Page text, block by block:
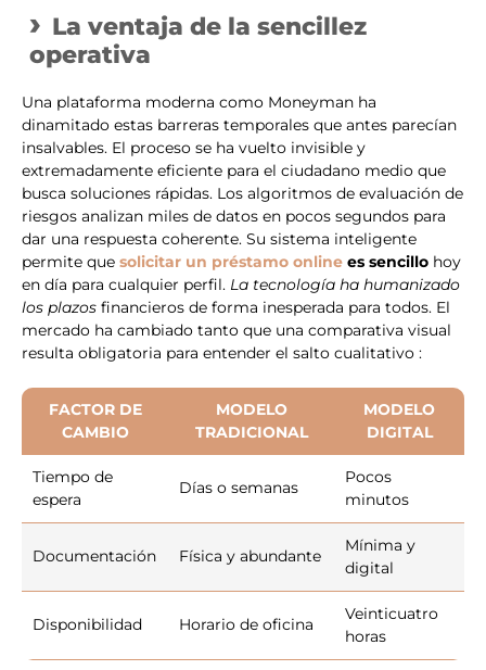
La ventaja de la sencillez
operativa
Una plataforma moderna como Moneyman ha
dinamitado estas barreras temporales que antes parecían
insalvables. El proceso se ha vuelto invisible y
extremadamente eficiente para el ciudadano medio que
busca soluciones rápidas. Los algoritmos de evaluación de
riesgos analizan miles de datos en pocos segundos para
dar una respuesta coherente. Su sistema inteligente
permite que solicitar un préstamo online es sencillo hoy
en día para cualquier perfil. La tecnología ha humanizado
los plazos financieros de forma inesperada para todos. El
mercado ha cambiado tanto que una comparativa visual
resulta obligatoria para entender el salto cualitativo :
FACTOR DE
CAMBIO
MODELO
TRADICIONAL
MODELO
DIGITAL
Tiempo de
espera
Días o semanas
Pocos
minutos
Documentación Física y abundante
Mínima y
digital
Disponibilidad Horario de oficina
Veinticuatro
horas